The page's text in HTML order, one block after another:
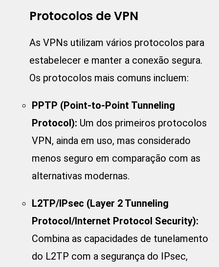
Protocolos de VPN
As VPNs utilizam vários protocolos para
estabelecer e manter a conexão segura.
Os protocolos mais comuns incluem:
PPTP (Point-to-Point Tunneling
Protocol): Um dos primeiros protocolos
VPN, ainda em uso, mas considerado
menos seguro em comparação com as
alternativas modernas.
L2TP/IPsec (Layer 2 Tunneling
Protocol/Internet Protocol Security):
Combina as capacidades de tunelamento
do L2TP com a segurança do IPsec,